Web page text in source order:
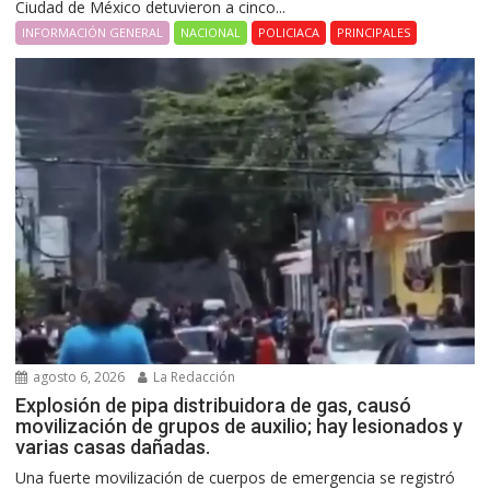
Ciudad de México detuvieron a cinco...
INFORMACIÓN GENERAL NACIONAL POLICIACA PRINCIPALES
agosto 6, 2026 La Redacción
Explosión de pipa distribuidora de gas, causó
movilización de grupos de auxilio; hay lesionados y
varias casas dañadas.
Una fuerte movilización de cuerpos de emergencia se registró